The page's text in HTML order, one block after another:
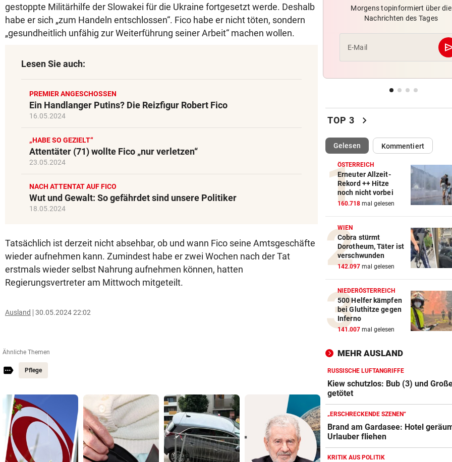
gestoppte Militärhilfe der Slowakei für die Ukraine fortgesetzt werde. Deshalb
habe er sich „zum Handeln entschlossen“. Fico habe er nicht töten, sondern
„gesundheitlich unfähig zur Weiterführung seiner Arbeit“ machen wollen.
Lesen Sie auch:
PREMIER ANGESCHOSSEN
Ein Handlanger Putins? Die Reizfigur Robert Fico
16.05.2024
„HABE SO GEZIELT“
Attentäter (71) wollte Fico „nur verletzen“
23.05.2024
NACH ATTENTAT AUF FICO
Wut und Gewalt: So gefährdet sind unsere Politiker
18.05.2024
Tatsächlich ist derzeit nicht absehbar, ob und wann Fico seine Amtsgeschäfte
wieder aufnehmen kann. Zumindest habe er zwei Wochen nach der Tat
erstmals wieder selbst Nahrung aufnehmen können, hatten
Regierungsvertreter am Mittwoch mitgeteilt.
Ausland 30.05.2024 22:02
Ähnliche Themen
Pflege
„KRONE“-KOMMENTAR vor
Kinder, Kinder: Freude und
Arbeit
vor
mit Kipplaster
John Goodman: Supermarkt-
Selfie lässt Fans staunen
ERLAUBT, WAS GEFÄLLT
Flip-Flops am Steuer – darf
das wirklich?
PINKELNIG VOR COMEBACK vor
„Habe so viel Kraft wie
lange nicht mehr“
„AM BODEN ZERSTÖRT“ vor
Ex-Olympionike spricht
seine Pornosucht
FOLGE VON SAMSTAG
Täglich fitter: Diese 20
schafft jeder!
ABSCHUSS-VERORDNUNG vor
Bezirk Imst entnommen
HOFFNUNG FÜR PATIENTEN vor
Diese Krebstherapien bieten
Heilungschancen
UMFRAGE ALARMIEREND vor 2
Jeder vierte Industriebetrieb
abwandern
Morgens topinformiert über die
Nachrichten des Tages
E-Mail
TOP 3 chevron_right
Gelesen(ausgewählt)Kommentiert
ÖSTERREICH
Erneuter Allzeit-
Rekord ++ Hitze
noch nicht vorbei
160.718 mal gelesen
WIEN
Cobra stürmt
Dorotheum, Täter ist
verschwunden
142.097 mal gelesen
NIEDERÖSTERREICH
500 Helfer kämpfen
bei Gluthitze gegen
Inferno
141.007 mal gelesen
MEHR AUSLAND
RUSSISCHE LUFTANGRIFFE
Kiew schutzlos: Bub (3) und
getötet
„ERSCHRECKENDE SZENEN“
Brand am Gardasee: Hotel
Urlauber fliehen
KRITIK AUS POLITIK